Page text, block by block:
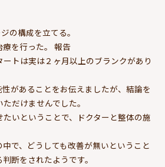
の構成を立てる。
を行った。 報告
トは実は２ヶ月以上のブランクがあり
があることをお伝えましたが、結論を
だけませんでした。
いということで、ドクターと整体の施
で、どうしても改善が無いということ
断をされたようです。